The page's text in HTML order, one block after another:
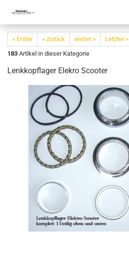
« Erster « zurück weiter »
Letzter »
183 Artikel in dieser Kategorie
Lenkkopflager Elekro Scooter